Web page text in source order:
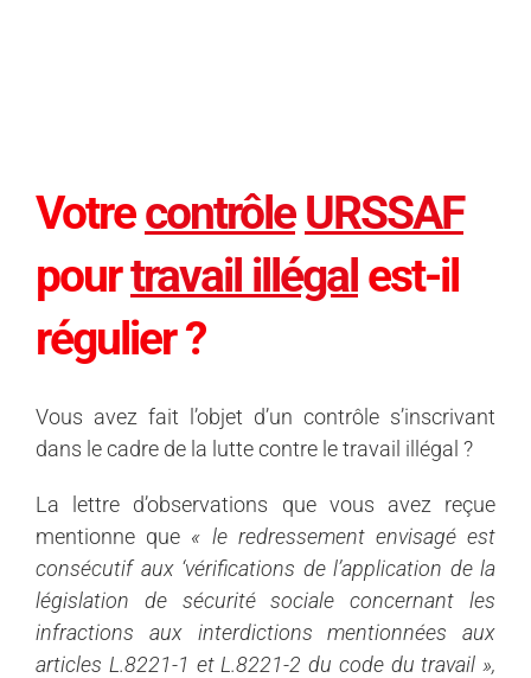
Votrecontrôle URSSAF
pourtravail illégal est-il
régulier ?
Vous avez fait l’objet d’un contrôle s’inscrivant
dans le cadre de la lutte contre le travail illégal ?
La lettre d’observations que vous avez reçue
mentionne que « le redressement envisagé est
consécutif aux ‘vérifications de l’application de la
législation de sécurité sociale concernant les
infractions aux interdictions mentionnées aux
articles L.8221-1 et L.8221-2 du code du travail »,